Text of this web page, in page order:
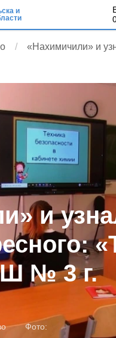
и
«Нахимичили» и
и
№ 3 г.
Фото: